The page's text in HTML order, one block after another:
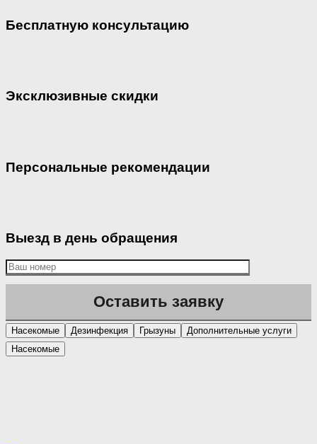
Бесплатную консультацию
Эксклюзивные скидки
Персональные рекомендации
Выезд в день обращения
Насекомые Дезинфекция Грызуны
Дополнительные услуги
Насекомые